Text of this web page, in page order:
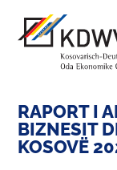
RAPORT I
BIZNESIT
KOSOVË